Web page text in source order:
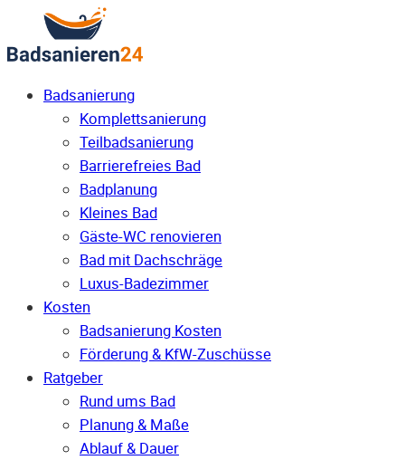
Badsanierung
Komplettsanierung
Teilbadsanierung
Barrierefreies Bad
Badplanung
Kleines Bad
Gäste-WC renovieren
Bad mit Dachschräge
Luxus-Badezimmer
Kosten
Badsanierung Kosten
Förderung & KfW-Zuschüsse
Ratgeber
Rund ums Bad
Planung & Maße
Ablauf & Dauer